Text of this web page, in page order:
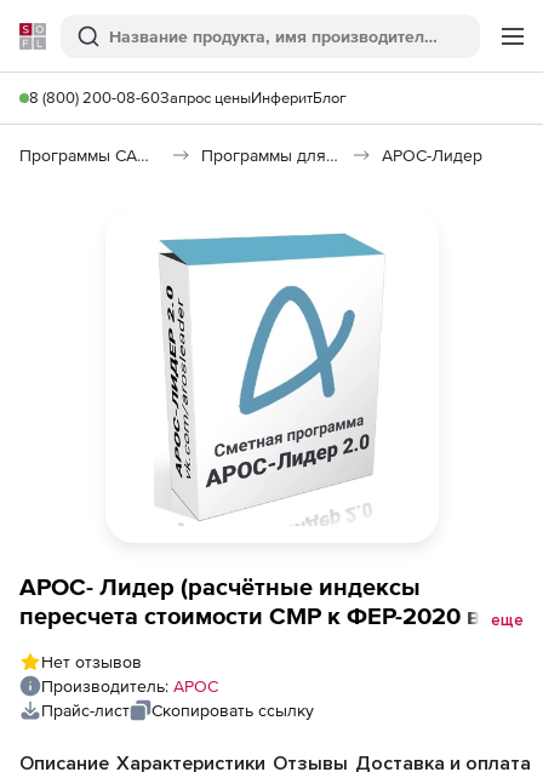
Softline
Поиск
8 (800) 200-08-60Запрос ценыИнферитБлог
Программы САПР и ГИС Программы для документооборота АРОС-Лидер
АРОС- Лидер (расчётные индексы
пересчета стоимости СМР к ФЕР-2020 в
Стройинформресурс за 1 месяц), Томская
область 1-е рабочее место
еще
Нет отзывов
Производитель: АРОС
Прайс-лист
Скопировать ссылку
Описание Характеристики Отзывы Доставка и оплата